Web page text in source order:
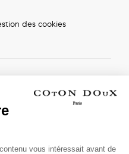
des cookies
vous intéressait avant de